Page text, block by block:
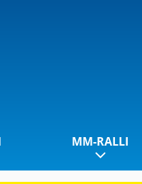
MM-RALLI